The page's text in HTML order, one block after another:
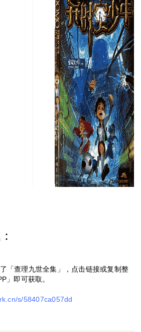
「查理九世全集」，点击链接或复制整
」即可获取。
s/58407ca057dd